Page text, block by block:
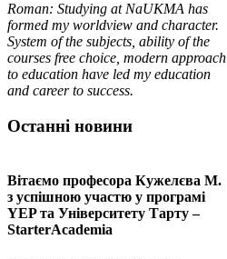
Roman: Studying at NaUKMA has
formed my worldview and character.
System of the subjects, ability of the
courses free choice, modern approach
to education have led my education
and career to success.
Останні новини
Вітаємо професора Кужелєва М.
з успішною участю у програмі
YEP та Університету Тарту –
StarterAcademia